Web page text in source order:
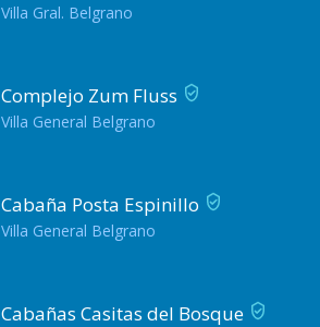
Villa Gral. Belgrano
Complejo Zum Fluss
Villa General Belgrano
Cabaña Posta Espinillo
Villa General Belgrano
Cabañas Casitas del Bosque